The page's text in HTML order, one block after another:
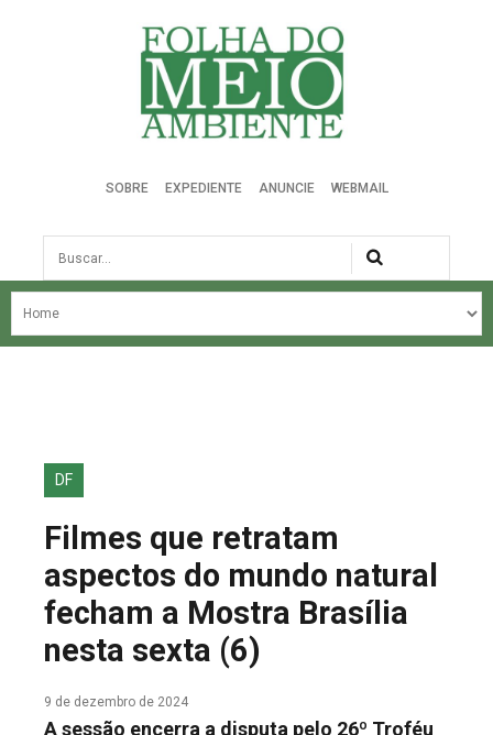
Folha do Meio Ambiente
SOBRE EXPEDIENTE ANUNCIE WEBMAIL
Busca
NOSSA HISTÓRIA
EDIÇÕES ANTERIORES
FALE CONOSCO
DF
Filmes que retratam
aspectos do mundo natural
fecham a Mostra Brasília
nesta sexta (6)
9 de dezembro de 2024
A sessão encerra a disputa pelo 26º Troféu